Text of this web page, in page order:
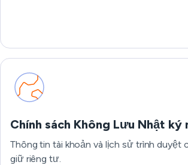
Chính sách Không Lưu Nhật ký
Thông tin tài khoản và lịch sử trình duyệt
giữ riêng tư.